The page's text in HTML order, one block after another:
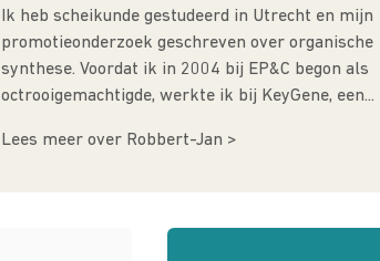
Ik heb scheikunde gestudeerd in Utrecht en mijn
promotieonderzoek geschreven over organische
synthese. Voordat ik in 2004 bij EP&C begon als
octrooigemachtigde, werkte ik bij KeyGene, een...
Lees meer over Robbert-Jan >